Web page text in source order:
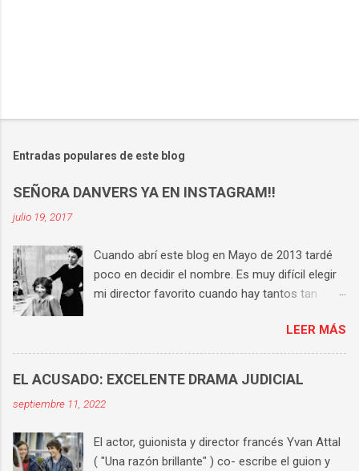
Entradas populares de este blog
SEÑORA DANVERS YA EN INSTAGRAM!!
julio 19, 2017
Cuando abrí este blog en Mayo de 2013 tardé
poco en decidir el nombre. Es muy difícil elegir
mi director favorito cuando hay tantos tan
es Hitchcock . Tiene una técnica perfecta, un
universo propio y consigue que en cada una de
sigues compartiendo sufrimiento y tensión con
cuya obra he visto y vuelto a ver más veces.
Así que me apetecía buscar un nombre al blog
LEER MÁS
EL ACUSADO: EXCELENTE DRAMA JUDICIAL
septiembre 11, 2022
El actor, guionista y director francés Yvan Attal
( "Una razón brillante" ) co- escribe el guion y